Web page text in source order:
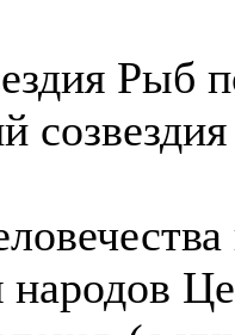
Рыб
народов